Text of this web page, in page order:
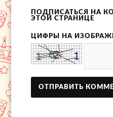
ПОДПИСАТЬСЯ НА
ЭТОЙ СТРАНИЦЕ
ЦИФРЫ НА